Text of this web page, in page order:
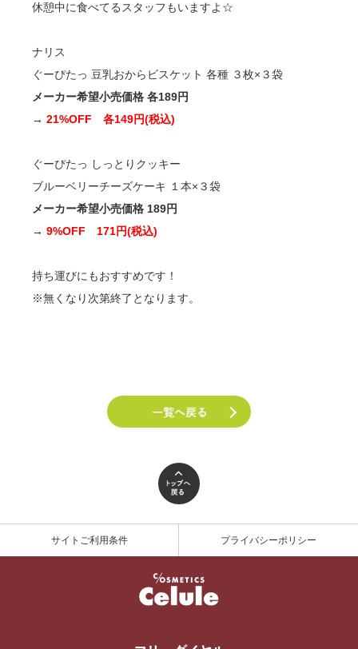
休憩中に食べてるスタッフもいますよ☆
ナリス
ぐーぴたっ 豆乳おからビスケット 各種 ３枚×３袋
メーカー希望小売価格 各189円
→ 21%OFF 各149円(税込)
ぐーぴたっ しっとりクッキー
ブルーベリーチーズケーキ １本×３袋
メーカー希望小売価格 189円
→ 9%OFF 171円(税込)
持ち運びにもおすすめです！
※無くなり次第終了となります。
サイトご利用条件 プライバシーポリシー